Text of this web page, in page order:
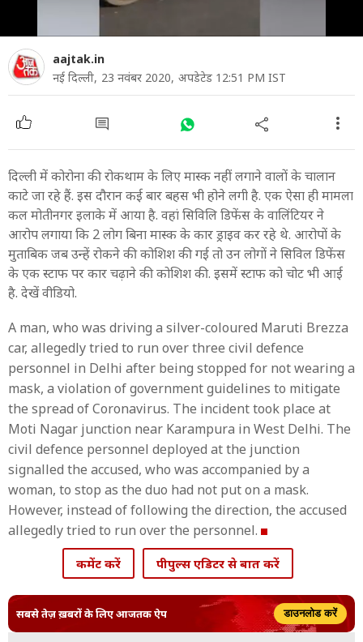
aajtak.in
नई दिल्ली, 23 नवंबर 2020, अपडेटेड 12:51 PM IST
दिल्ली में कोरोना की रोकथाम के लिए मास्क नहीं लगाने वालों के चालान
काटे जा रहे हैं. इस दौरान कई बार बहस भी होने लगी है. एक ऐसा ही मामला
कल मोतीनगर इलाके में आया है. वहां सिविलि डिफेंस के वालिंटियर ने
आरोप लगाया कि 2 लोग बिना मास्क के कार ड्राइव कर रहे थे. आरोपों के
मुताबिक जब उन्हें रोकने की कोशिश की गई तो उन लोगों ने सिविल डिफेंस
के एक स्टाफ पर कार चढ़ाने की कोशिश की. इसमें स्टाफ को चोट भी आई
है. देखें वीडियो.
A man, who was driving a silver-coloured Maruti Brezza
car, allegedly tried to run over three civil defence
personnel in Delhi after being stopped for not wearing a
mask, a violation of government guidelines to mitigate
the spread of Coronavirus. The incident took place at
Moti Nagar junction near Karampura in West Delhi. The
civil defence personnel deployed at the junction
signalled the accused, who was accompanied by a
woman, to stop as the duo had not put on a mask.
However, instead of following the direction, the accused
allegedly tried to run over the personnel.
कमेंट करें पीपुल्स एडिटर से बात करें
सबसे तेज़ ख़बरों के लिए आजतक ऐप डाउनलोड करें